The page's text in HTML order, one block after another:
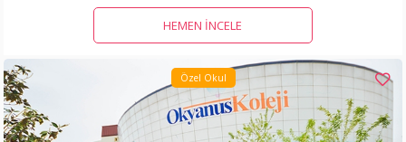
HEMEN İNCELE
Özel Okul